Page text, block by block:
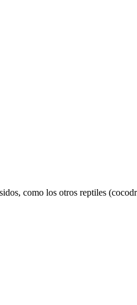
como los otros reptiles